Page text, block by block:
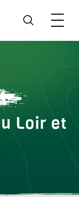
Loir et